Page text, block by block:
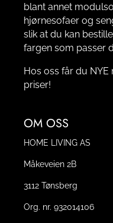
blant annet
hjørnesofaer og
slik at du kan
fargen som passer
Hos oss får du
priser!
OM OSS
HOME LIVING AS
Måkeveien 2B
3112 Tønsberg
Org. nr. 932014106